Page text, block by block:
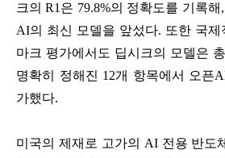
크의 R1은 79.8%의 정확도를 기록
AI의 최신 모델을 앞섰다. 또한 국제
마크 평가에서도 딥시크의 모델은
명확히 정해진 12개 항목에서 오픈
가했다.
미국의 제재로 고가의 AI 전용 반도